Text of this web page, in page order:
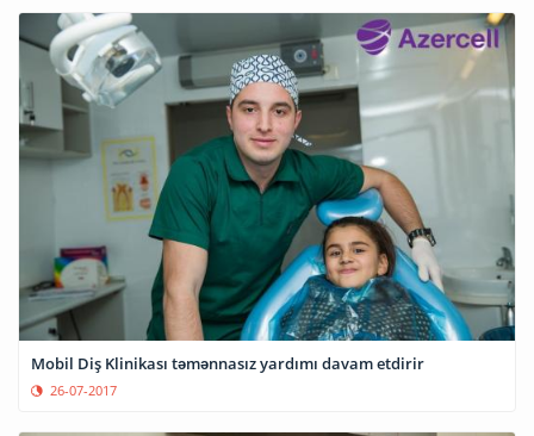
Mobil Diş Klinikası təmənnasız yardımı davam etdirir
26-07-2017